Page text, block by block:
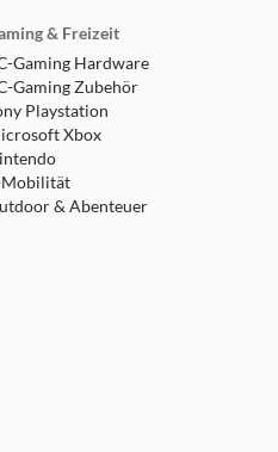
& Freizeit
Gaming Hardware
Gaming Zubehör
Playstation
Xbox
Mobilität
& Abenteuer